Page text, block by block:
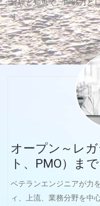
経験と知恵で、即戦力と
す。
オープン～レ
ト、PMO）まで
ベテランエンジニアが力
ィ、上流、業務分野を中